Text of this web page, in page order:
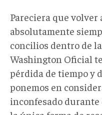
Pareciera que volver
absolutamente
concilios dentro de
Washington Oficial
pérdida de tiempo y
ponemos en
inconfesado durante